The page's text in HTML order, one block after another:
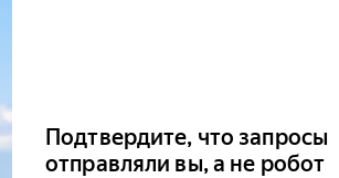
Подтвердите, что запросы
отправляли вы, а не робот